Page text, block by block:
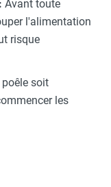
Avant toute
l'alimentation
risque
soit
les